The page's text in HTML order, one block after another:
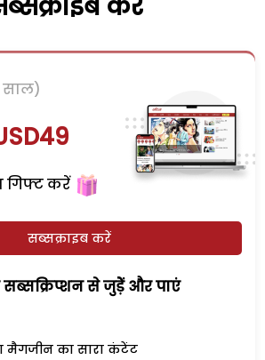
साल)
गिफ्ट करें
सब्सक्राइब करें
सब्सक्रिप्शन से जुड़ेें और पाएं
मैगजीन का सारा कंटेंट